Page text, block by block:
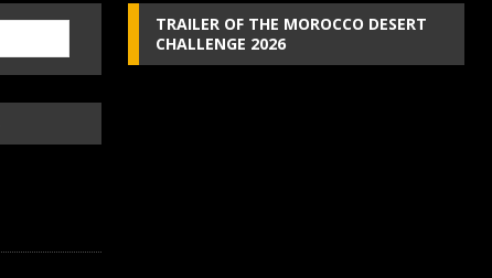
TRAILER OF THE MOROCCO DESERT
CHALLENGE 2026